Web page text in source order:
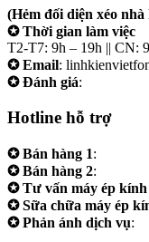
(Hẻm đối diện xéo
✪ Thời gian làm việc
T2-T7: 9h – 19h || CN:
✪ Email:
✪ Đánh giá:
Hotline hỗ trợ
✪ Bán hàng 1:
✪ Bán hàng 2:
✪ Tư vấn máy ép kính
✪ Sữa chữa máy ép
✪ Phản ánh dịch vụ: